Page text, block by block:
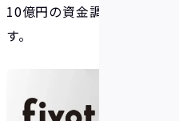
10億円の資金調達を実施し
す。